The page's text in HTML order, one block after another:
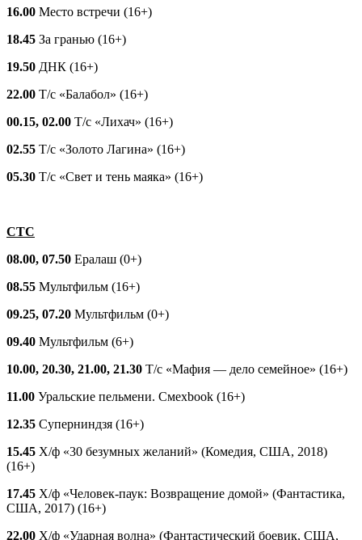
16.00 Место встречи (16+)
18.45 За гранью (16+)
19.50 ДНК (16+)
22.00 Т/с «Балабол» (16+)
00.15, 02.00 Т/с «Лихач» (16+)
02.55 Т/с «Золото Лагина» (16+)
05.30 Т/с «Свет и тень маяка» (16+)
СТС
08.00, 07.50 Ералаш (0+)
08.55 Мультфильм (16+)
09.25, 07.20 Мультфильм (0+)
09.40 Мультфильм (6+)
10.00, 20.30, 21.00, 21.30 Т/с «Мафия — дело семейное» (16+)
11.00 Уральские пельмени. Смехbook (16+)
12.35 Суперниндзя (16+)
15.45 Х/ф «30 безумных желаний» (Комедия, США, 2018)
(16+)
17.45 Х/ф «Человек-паук: Возвращение домой» (Фантастика,
США, 2017) (16+)
22.00 Х/ф «Ударная волна» (Фантастический боевик, США,